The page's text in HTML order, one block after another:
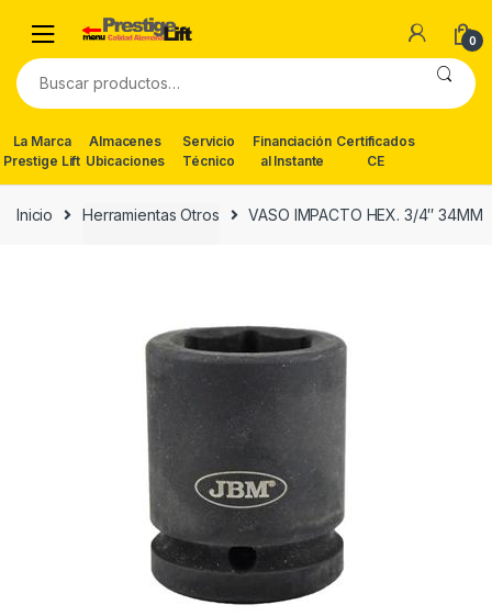
navigation
content
0
Buscar
por:
La Marca
Prestige Lift
Almacenes
Ubicaciones
Servicio
Técnico
Financiación
al Instante
Certificados
CE
Inicio Herramientas Otros VASO IMPACTO HEX. 3/4″ 34MM